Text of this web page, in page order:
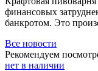
финансовых
банкротом. Это
Все новости
Рекомендуем
нет в наличии